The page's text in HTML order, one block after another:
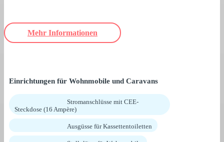
Mehr Informationen
Einrichtungen für Wohnmobile und Caravans
Stromanschlüsse mit CEE-
Steckdose (16 Ampère)
Ausgüsse für Kassettentoiletten